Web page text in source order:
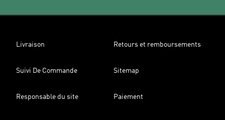
Livraison Retours et remboursements
Suivi De Commande Sitemap
Responsable du site Paiement